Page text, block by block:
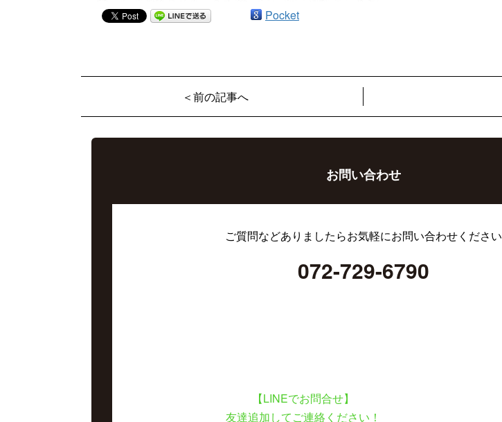
Pocket
＜前の記事へ
お問い合わせ
ご質問などありましたらお気軽にお問い合わせください
072-729-6790
【LINEでお問合せ】
友達追加してご連絡ください！